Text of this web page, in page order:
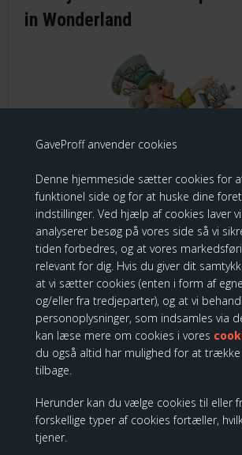
GaveProff anvender cookies
Denne hjemmeside sætter cookies for
funktionel side og for at huske dine
indstillinger. Ved hjælp af cookies laver
analyserer besøg på vores side så vi
tiden forbedres, og at vores
relevant for dig. Hvis du giver dit
at vi sætter cookies (enten i form af
og/eller fra tredjeparter), og at vi
personoplysninger, som indsamles via
kan læse mere om cookies i vores
du også altid har mulighed for at
tilbage.
Herunder kan du vælge cookies til eller
forskellige typer af cookies fortæller,
tjener.
in Wonderland
"A Spot of Tea"
699,00 DKK
KUNDER KØBTE